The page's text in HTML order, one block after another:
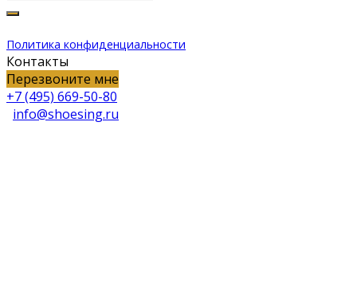
Политика конфиденциальности
Контакты
Перезвоните мне
+7 (495) 669-50-80
info@shoesing.ru